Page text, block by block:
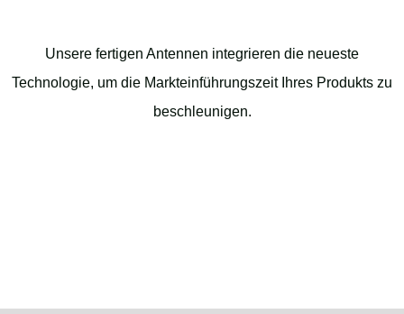
Unsere fertigen Antennen integrieren die neueste
Technologie, um die Markteinführungszeit Ihres Produkts zu
beschleunigen.